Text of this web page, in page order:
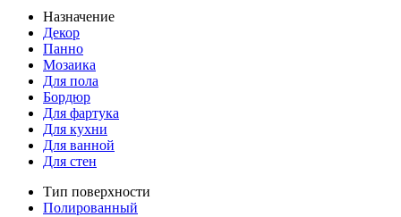
Назначение
Декор
Панно
Мозаика
Для пола
Бордюр
Для фартука
Для кухни
Для ванной
Для стен
Тип поверхности
Полированный